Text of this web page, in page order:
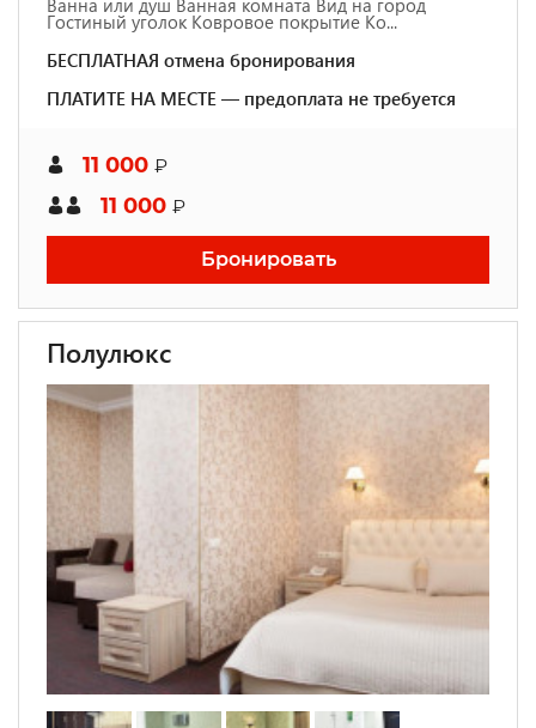
Ванна или душ Ванная комната Вид на город
Гостиный уголок Ковровое покрытие Ко...
БЕСПЛАТНАЯ отмена бронирования
ПЛАТИТЕ НА МЕСТЕ — предоплата не требуется
11 000 ₽
11 000 ₽
Бронировать
Полулюкс